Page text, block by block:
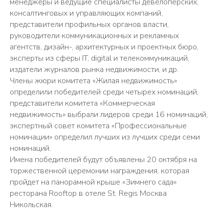
менеджеры и ведущие специалисты девелоперских,
консалтинговых и управляющих компаний,
представители профильных органов власти,
руководители коммуникационных и рекламных
агентств, дизайн-, архитектурных и проектных бюро,
эксперты из сферы IT, digital и телекоммуникаций,
издатели журналов рынка недвижимости, и др.
Члены жюри комитета «Жилая недвижимость»
определили победителей среди четырех номинаций,
представители комитета «Коммерческая
недвижимость» выбрали лидеров среди 16 номинаций,
экспертный совет комитета «Профессиональные
номинации» определил лучших из лучших среди семи
номинаций.
Имена победителей будут объявлены 20 октября на
торжественной церемонии награждения, которая
пройдет на панорамной крыше «Зимнего сада»
ресторана Rooftop в отеле St. Regis Москва
Никольская.